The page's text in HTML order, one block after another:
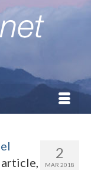
2
MAR 2018
article,